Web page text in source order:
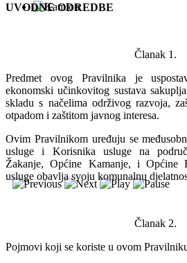
UVODNE ODREDBE
Članak 1.
Predmet ovog Pravilnika je
ekonomski učinkovitog sustava
skladu s načelima održivog razvoja,
otpadom i zaštitom javnog interesa.
Ovim Pravilnikom uređuju se
usluge i Korisnika usluge na
Žakanje, Općine Kamanje, i Općine
usluge obavlja svoju komunalnu
Članak 2.
Pojmovi koji se koriste u ovom